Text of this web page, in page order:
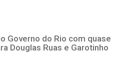
Governo do Rio com quase
Douglas Ruas e Garotinho